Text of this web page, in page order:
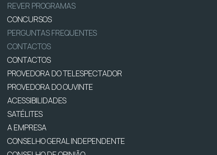
REVER PROGRAMAS
CONCURSOS
PERGUNTAS FREQUENTES
CONTACTOS
CONTACTOS
PROVEDORA DO TELESPECTADOR
PROVEDORA DO OUVINTE
ACESSIBILIDADES
SATÉLITES
A EMPRESA
CONSELHO GERAL INDEPENDENTE